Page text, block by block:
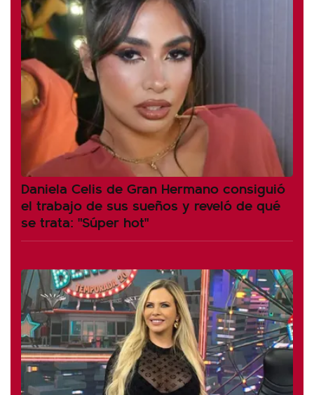
Daniela Celis de Gran Hermano consiguió
el trabajo de sus sueños y reveló de qué
se trata: "Súper hot"